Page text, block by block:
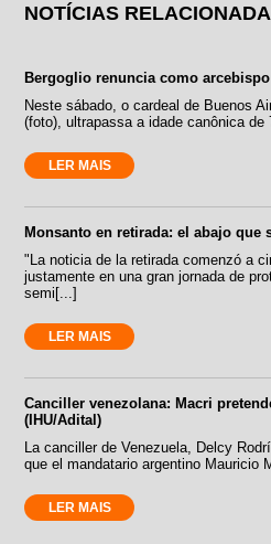
NOTÍCIAS
Bergoglio renuncia como
Neste sábado, o cardeal de Buenos
(foto), ultrapassa a idade canônica
LER MAIS
Monsanto en retirada: el abajo que
"La noticia de la retirada comenzó a
justamente en una gran jornada de
semi[...]
LER MAIS
Canciller venezolana: Macri
(IHU/Adital)
La canciller de Venezuela, Delcy
que el mandatario argentino Mauricio
LER MAIS